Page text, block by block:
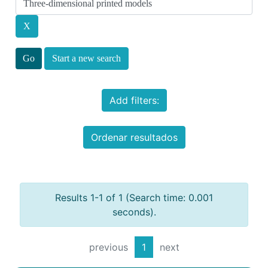
Start a new search
Add filters:
Ordenar resultados
Results 1-1 of 1 (Search time: 0.001
seconds).
previous 1 next